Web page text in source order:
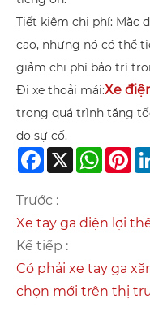
Tiết kiệm chi phí: Mặc
cao, nhưng nó có thể
giảm chi phí bảo trì
Đi xe thoải mái:Xe
trong quá trình tăng
do sự cố.
Facebook
X
Trước :
Xe tay ga điện lợi
Kế tiếp :
Có phải xe tay ga
chọn mới trên thị